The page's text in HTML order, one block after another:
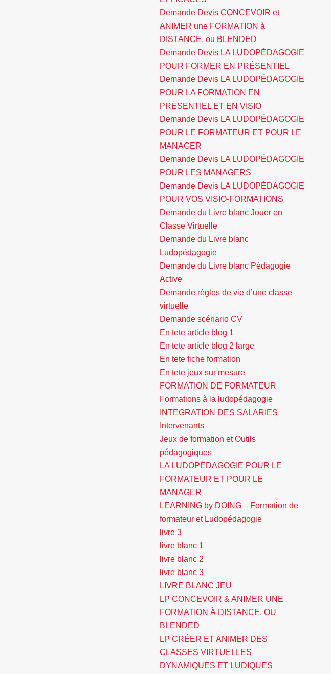
Demande Devis CONCEVOIR et
ANIMER une FORMATION à
DISTANCE, ou BLENDED
Demande Devis LA LUDOPÉDAGOGIE
POUR FORMER EN PRÉSENTIEL
Demande Devis LA LUDOPÉDAGOGIE
POUR LA FORMATION EN
PRÉSENTIEL ET EN VISIO
Demande Devis LA LUDOPÉDAGOGIE
POUR LE FORMATEUR ET POUR LE
MANAGER
Demande Devis LA LUDOPÉDAGOGIE
POUR LES MANAGERS
Demande Devis LA LUDOPÉDAGOGIE
POUR VOS VISIO-FORMATIONS
Demande du Livre blanc Jouer en
Classe Virtuelle
Demande du Livre blanc
Ludopédagogie
Demande du Livre blanc Pédagogie
Active
Demande règles de vie d’une classe
virtuelle
Demande scénario CV
En tete article blog 1
En tete article blog 2 large
En tete fiche formation
En tete jeux sur mesure
FORMATION DE FORMATEUR
Formations à la ludopédagogie
INTEGRATION DES SALARIES
Intervenants
Jeux de formation et Outils
pédagogiques
LA LUDOPÉDAGOGIE POUR LE
FORMATEUR ET POUR LE
MANAGER
LEARNING by DOING – Formation de
formateur et Ludopédagogie
livre 3
livre blanc 1
livre blanc 2
livre blanc 3
LIVRE BLANC JEU
LP CONCEVOIR & ANIMER UNE
FORMATION À DISTANCE, OU
BLENDED
LP CRÉER ET ANIMER DES
CLASSES VIRTUELLES
DYNAMIQUES ET LUDIQUES